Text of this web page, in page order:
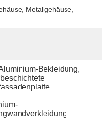
Metallgehäuse,
Bekleidung,